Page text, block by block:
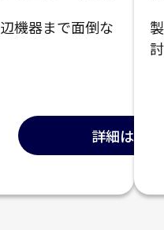
機器まで面倒な
詳細はこち